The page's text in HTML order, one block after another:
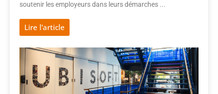
soutenir les employeurs dans leurs démarches ...
Lire l'article